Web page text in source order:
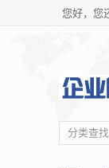
您好，您
分类查找